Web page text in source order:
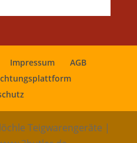
Impressum
AGB
Teigwarengeräte |